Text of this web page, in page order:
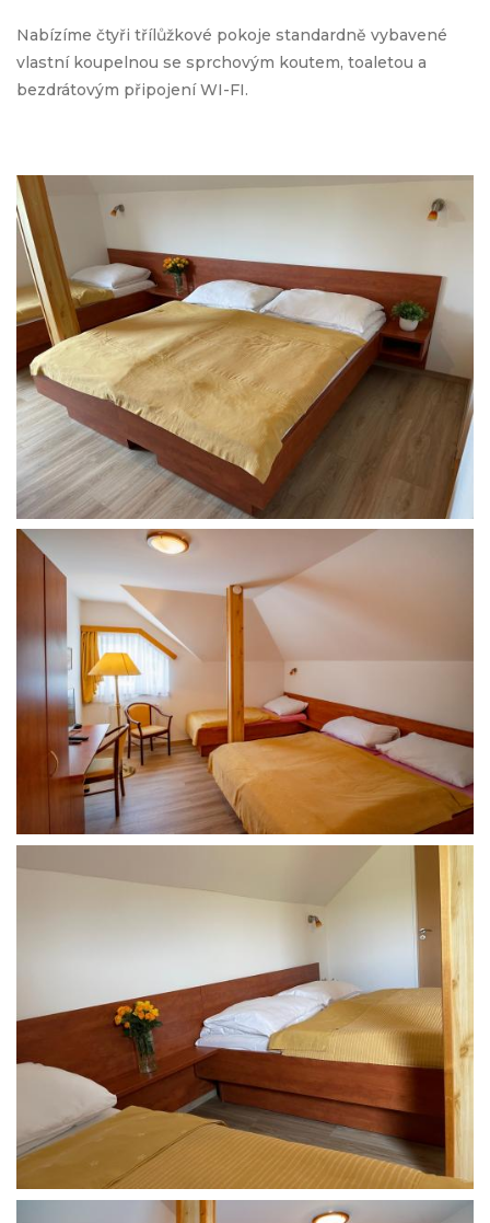
Nabízíme čtyři třílůžkové pokoje standardně vybavené
vlastní koupelnou se sprchovým koutem, toaletou a
bezdrátovým připojení WI-FI.